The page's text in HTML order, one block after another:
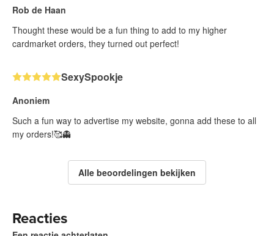
Rob de Haan
Thought these would be a fun thing to add to my higher
cardmarket orders, they turned out perfect!
SexySpookje
Anoniem
Such a fun way to advertise my website, gonna add these to all
my orders!🥰👻
Alle beoordelingen bekijken
Reacties